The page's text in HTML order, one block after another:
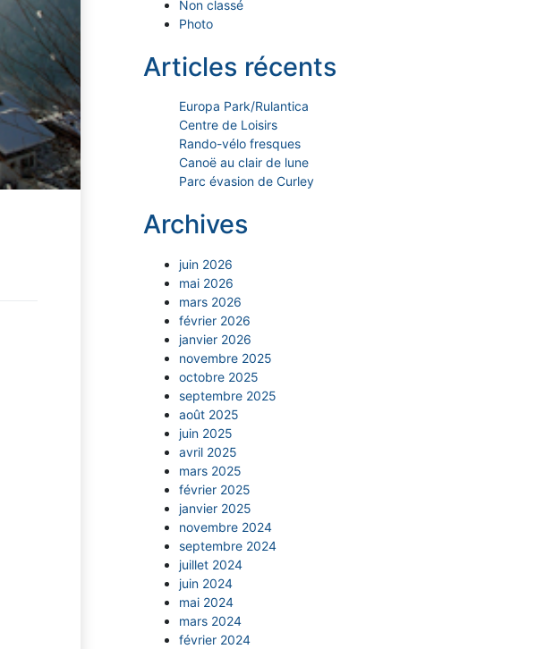
Non classé
Photo
Articles récents
Europa Park/Rulantica
Centre de Loisirs
Rando-vélo fresques
Canoë au clair de lune
Parc évasion de Curley
Archives
juin 2026
mai 2026
mars 2026
février 2026
janvier 2026
novembre 2025
octobre 2025
septembre 2025
août 2025
juin 2025
avril 2025
mars 2025
février 2025
janvier 2025
novembre 2024
septembre 2024
juillet 2024
juin 2024
mai 2024
mars 2024
février 2024